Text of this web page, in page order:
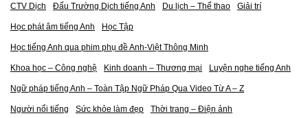
CTV Dịch Đấu Trường Dịch tiếng Anh Du lịch – Thể thao Giải trí
Học phát âm tiếng Anh Học Tập
Học tiếng Anh qua phim phụ đề Anh-Việt Thông Minh
Khoa học – Công nghệ Kinh doanh – Thương mại Luyện nghe tiếng Anh
Ngữ pháp tiếng Anh – Toàn Tập Ngữ Pháp Qua Video Từ A – Z
Người nổi tiếng Sức khỏe làm đẹp Thời trang – Điện ảnh